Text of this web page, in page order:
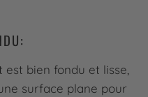
bien fondu et lisse,
surface plane pour